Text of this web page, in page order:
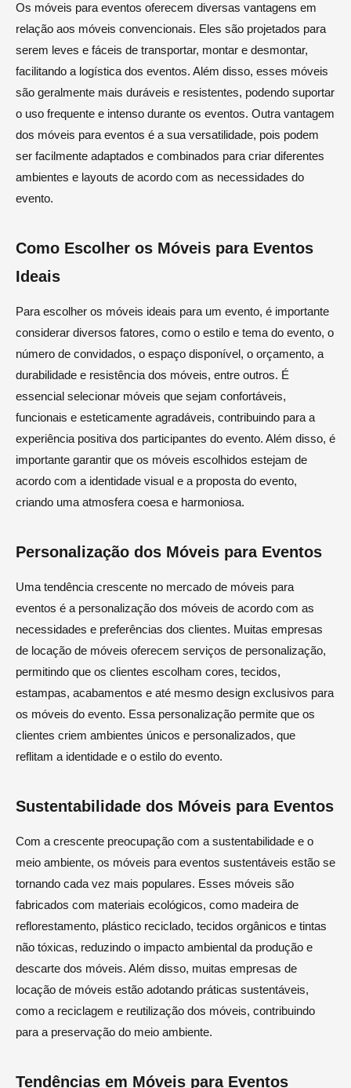
Os móveis para eventos oferecem diversas vantagens em
relação aos móveis convencionais. Eles são projetados para
serem leves e fáceis de transportar, montar e desmontar,
facilitando a logística dos eventos. Além disso, esses móveis
são geralmente mais duráveis e resistentes, podendo suportar
o uso frequente e intenso durante os eventos. Outra vantagem
dos móveis para eventos é a sua versatilidade, pois podem
ser facilmente adaptados e combinados para criar diferentes
ambientes e layouts de acordo com as necessidades do
evento.
Como Escolher os Móveis para Eventos
Ideais
Para escolher os móveis ideais para um evento, é importante
considerar diversos fatores, como o estilo e tema do evento, o
número de convidados, o espaço disponível, o orçamento, a
durabilidade e resistência dos móveis, entre outros. É
essencial selecionar móveis que sejam confortáveis,
funcionais e esteticamente agradáveis, contribuindo para a
experiência positiva dos participantes do evento. Além disso, é
importante garantir que os móveis escolhidos estejam de
acordo com a identidade visual e a proposta do evento,
criando uma atmosfera coesa e harmoniosa.
Personalização dos Móveis para Eventos
Uma tendência crescente no mercado de móveis para
eventos é a personalização dos móveis de acordo com as
necessidades e preferências dos clientes. Muitas empresas
de locação de móveis oferecem serviços de personalização,
permitindo que os clientes escolham cores, tecidos,
estampas, acabamentos e até mesmo design exclusivos para
os móveis do evento. Essa personalização permite que os
clientes criem ambientes únicos e personalizados, que
reflitam a identidade e o estilo do evento.
Sustentabilidade dos Móveis para Eventos
Com a crescente preocupação com a sustentabilidade e o
meio ambiente, os móveis para eventos sustentáveis estão se
tornando cada vez mais populares. Esses móveis são
fabricados com materiais ecológicos, como madeira de
reflorestamento, plástico reciclado, tecidos orgânicos e tintas
não tóxicas, reduzindo o impacto ambiental da produção e
descarte dos móveis. Além disso, muitas empresas de
locação de móveis estão adotando práticas sustentáveis,
como a reciclagem e reutilização dos móveis, contribuindo
para a preservação do meio ambiente.
Tendências em Móveis para Eventos